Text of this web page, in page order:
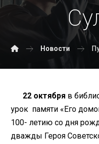
Новости
22 октября в
урок памяти «Его
100- летию со дня
дважды Героя